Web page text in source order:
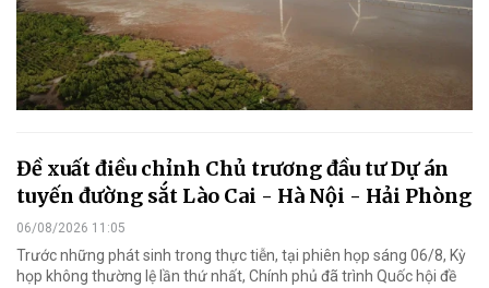
Đề xuất điều chỉnh Chủ trương đầu tư Dự án
tuyến đường sắt Lào Cai - Hà Nội - Hải Phòng
06/08/2026 11:05
Trước những phát sinh trong thực tiễn, tại phiên họp sáng 06/8, Kỳ
họp không thường lệ lần thứ nhất, Chính phủ đã trình Quốc hội đề